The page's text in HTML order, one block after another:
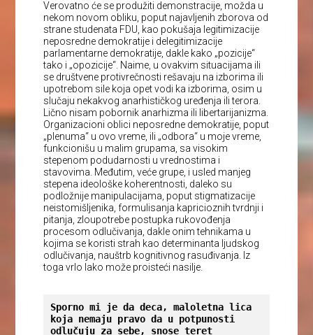
Verovatno će se produžiti demonstracije, možda u
nekom novom obliku, poput najavljenih zborova od
strane studenata FDU, kao pokušaja legitimizacije
neposredne demokratije i delegitimizacije
parlamentarne demokratije, dakle kako „pozicije“
tako i „opozicije“. Naime, u ovakvim situacijama ili
se društvene protivrečnosti rešavaju na izborima ili
upotrebom sile koja opet vodi ka izborima, osim u
slučaju nekakvog anarhističkog uređenja ili terora.
Lično nisam pobornik anarhizma ili libertarijanizma.
Organizacioni oblici neposredne demokratije, poput
„plenuma“ u ovo vreme, ili „odbora“ u moje vreme,
funkcionišu u malim grupama, sa visokim
stepenom podudarnosti u vrednostima i
stavovima. Međutim, veće grupe, i usled manjeg
stepena ideološke koherentnosti, daleko su
podložnije manipulacijama, poput stigmatizacije
neistomišljenika, formulisanja kapricioznih tvrdnji i
pitanja, zloupotrebe postupka rukovođenja
procesom odlučivanja, dakle onim tehnikama u
kojima se koristi strah kao determinanta ljudskog
odlučivanja, nauštrb kognitivnog rasuđivanja. Iz
toga vrlo lako može proisteći nasilje.
Sporno mi je da deca, maloletna lica
koja nemaju pravo da u potpunosti
odlučuju za sebe, snose teret